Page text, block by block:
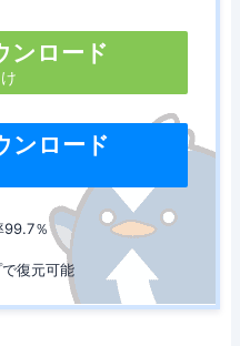
ンロード
ンロード
99.7％
復元可能